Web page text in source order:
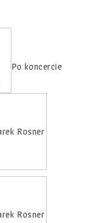
Po koncercie